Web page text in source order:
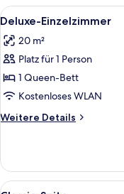
Alle
Fotos
für
Deluxe-
Einzelzimmer
anzeigen
1
Deluxe-Einzelzimmer
20 m²
Platz für 1 Person
1 Queen-Bett
Kostenloses WLAN
Weitere Details
Weitere
Einzelzimmer
Alle